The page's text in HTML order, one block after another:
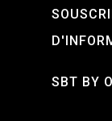
SBT BY